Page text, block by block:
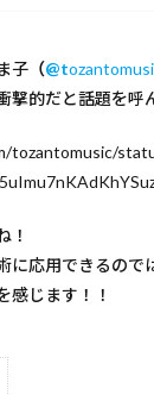
子 （@t
撃的だと話題を呼
！
に応用できるので
感じます！！